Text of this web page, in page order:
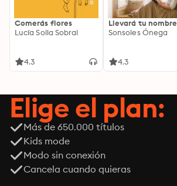
Comerás flores
Lucía Solla Sobral
4.3
Llevará tu nombre
Sonsoles Ónega
4.3
Elige el plan:
Más de 650.000 títulos
Kids mode
Modo sin conexión
Cancela cuando quieras